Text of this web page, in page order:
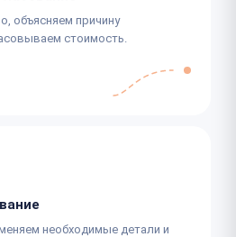
объясняем причину
стоимость.
необходимые детали и